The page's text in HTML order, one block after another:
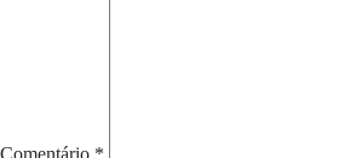
Comentário *